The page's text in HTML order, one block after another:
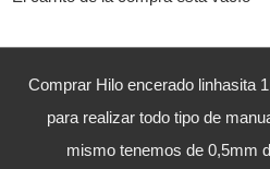
Comprar Hilo encerado linhasita
para realizar todo tipo de
mismo tenemos de 0,5mm